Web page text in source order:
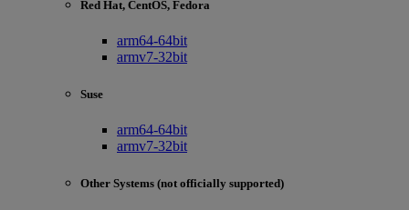
Red Hat, CentOS, Fedora
arm64-64bit
armv7-32bit
Suse
arm64-64bit
armv7-32bit
Other Systems (not officially supported)